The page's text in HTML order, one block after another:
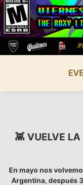
👾 VUELVE
En mayo nos
Argentina, después